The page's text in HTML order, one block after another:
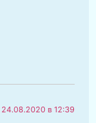
24.08.2020 в 12:39